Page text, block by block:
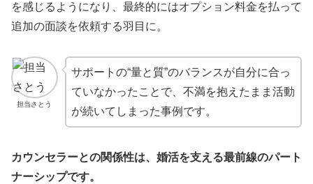
を感じるようになり、最終的にはオプション料金を払って
追加の面談を依頼する羽目に。
担当さとう
サポートの“量と質”のバランスが自分に合っ
ていなかったことで、不満を抱えたまま活動
が続いてしまった事例です。
カウンセラーとの関係性は、婚活を支える最前線のパート
ナーシップです。